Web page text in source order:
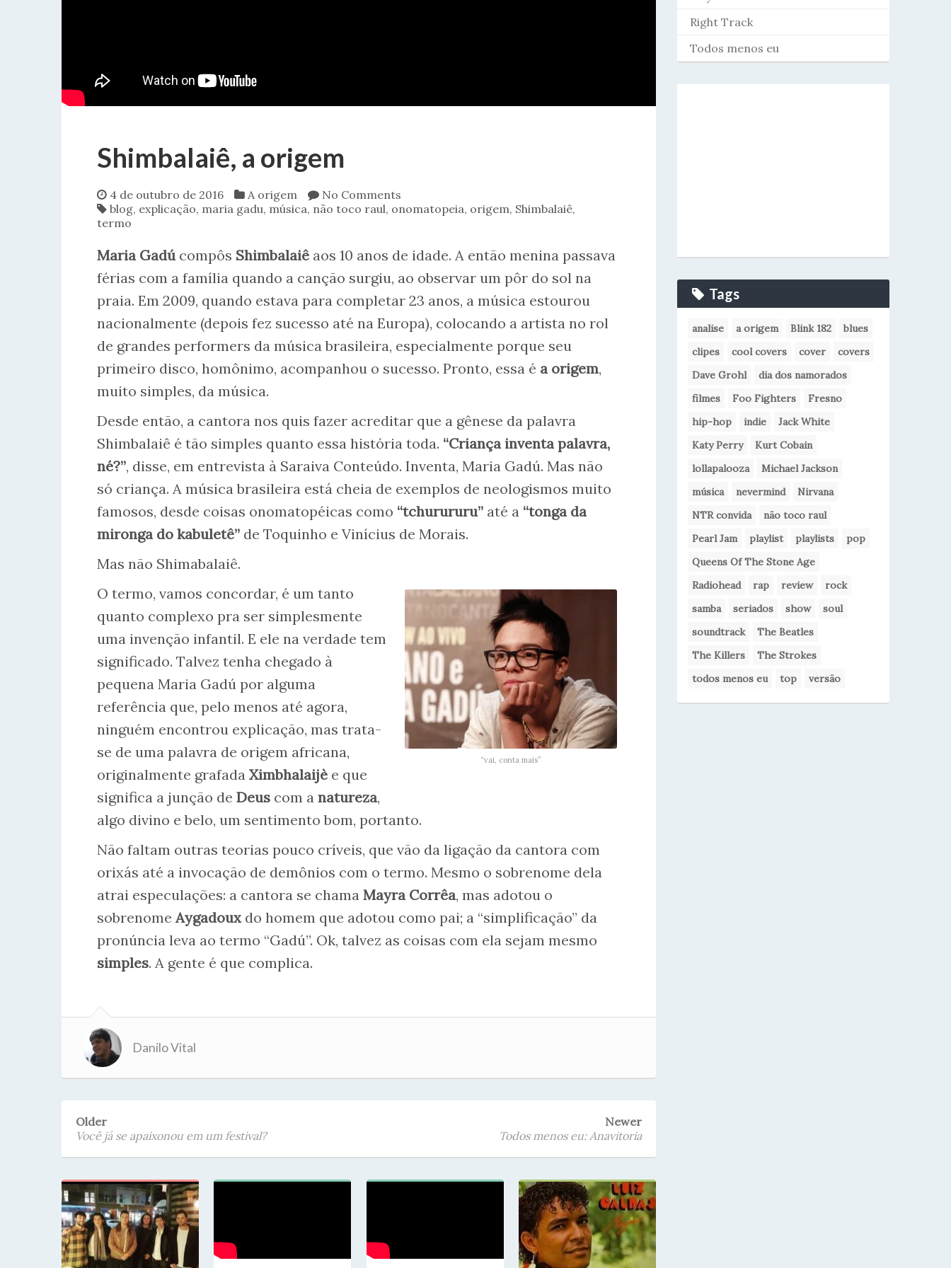
Shimbalaiê, a origem
4 de outubro de 2016 A origem
No Comments
blog, explicação, maria gadu, música, não toco raul, onomatopeia, origem, Shimbalaiê,
termo
Maria Gadú compôs Shimbalaiê aos 10 anos de idade. A então menina passava
férias com a família quando a canção surgiu, ao observar um pôr do sol na
praia. Em 2009, quando estava para completar 23 anos, a música estourou
nacionalmente (depois fez sucesso até na Europa), colocando a artista no rol
de grandes performers da música brasileira, especialmente porque seu
primeiro disco, homônimo, acompanhou o sucesso. Pronto, essa é a origem,
muito simples, da música.
Desde então, a cantora nos quis fazer acreditar que a gênese da palavra
Shimbalaiê é tão simples quanto essa história toda. “Criança inventa palavra,
né?”, disse, em entrevista à Saraiva Conteúdo. Inventa, Maria Gadú. Mas não
só criança. A música brasileira está cheia de exemplos de neologismos muito
famosos, desde coisas onomatopéicas como “tchurururu” até a “tonga da
mironga do kabuletê” de Toquinho e Vinícius de Morais.
Mas não Shimabalaiê.
“vai, conta mais”
O termo, vamos concordar, é um tanto
quanto complexo pra ser simplesmente
uma invenção infantil. E ele na verdade tem
significado. Talvez tenha chegado à
pequena Maria Gadú por alguma
referência que, pelo menos até agora,
ninguém encontrou explicação, mas trata-
se de uma palavra de origem africana,
originalmente grafada Ximbhalaijè e que
significa a junção de Deus com a natureza,
algo divino e belo, um sentimento bom, portanto.
Não faltam outras teorias pouco críveis, que vão da ligação da cantora com
orixás até a invocação de demônios com o termo. Mesmo o sobrenome dela
atrai especulações: a cantora se chama Mayra Corrêa, mas adotou o
sobrenome Aygadoux do homem que adotou como pai; a “simplificação” da
pronúncia leva ao termo “Gadú”. Ok, talvez as coisas com ela sejam mesmo
simples. A gente é que complica.
Danilo Vital
Older
Você já se apaixonou em um festival?
Newer
Todos menos eu: Anavitoria
Right Track
Todos menos eu
Tags
analise a origem Blink 182
blues
clipes
cool covers cover
covers
Dave Grohl
dia dos namorados
filmes
Foo Fighters
Fresno
hip-hop
indie
Jack White
Katy Perry
Kurt Cobain
lollapalooza
Michael Jackson
música
nevermind
Nirvana
NTR convida
não toco raul
Pearl Jam
playlist playlists
pop
Queens Of The Stone Age
Radiohead
rap review
rock
samba
seriados show
soul
soundtrack
The Beatles
The Killers
The Strokes
todos menos eu
top versão